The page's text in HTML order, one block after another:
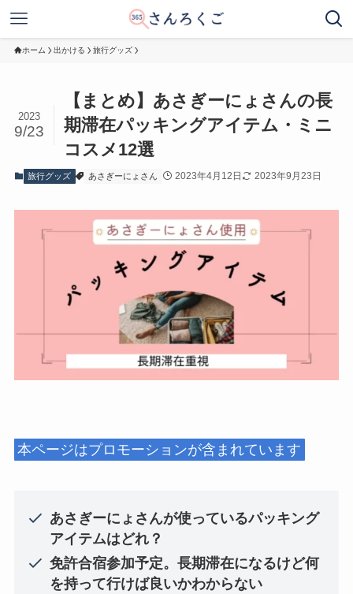
ホーム 出かける 旅行グッズ
【まとめ】あさぎーにょさんの長
期滞在パッキングアイテム・ミニ
コスメ12選
2023
9/23
旅行グッズ あさぎーにょさん 2023年4月12日 2023年9月23日
本ページはプロモーションが含まれています
あさぎーにょさんが使っているパッキング
アイテムはどれ？
免許合宿参加予定。長期滞在になるけど何
を持って行けば良いかわからない